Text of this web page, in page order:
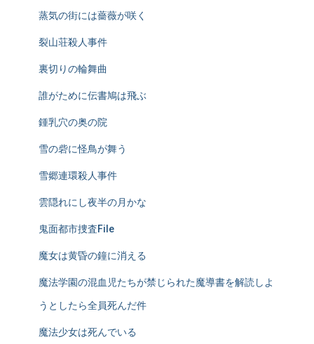
蒸気の街には薔薇が咲く
裂山荘殺人事件
裏切りの輪舞曲
誰がために伝書鳩は飛ぶ
鍾乳穴の奥の院
雪の砦に怪鳥が舞う
雪郷連環殺人事件
雲隠れにし夜半の月かな
鬼面都市捜査File
魔女は黄昏の鐘に消える
魔法学園の混血児たちが禁じられた魔導書を解読しよ
うとしたら全員死んだ件
魔法少女は死んでいる